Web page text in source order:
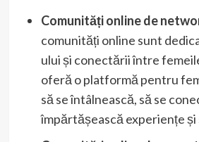
Comunități online de
comunități online sunt
ului și conectării între
oferă o platformă pentru
să se întâlnească, să se
împărtășească experiențe